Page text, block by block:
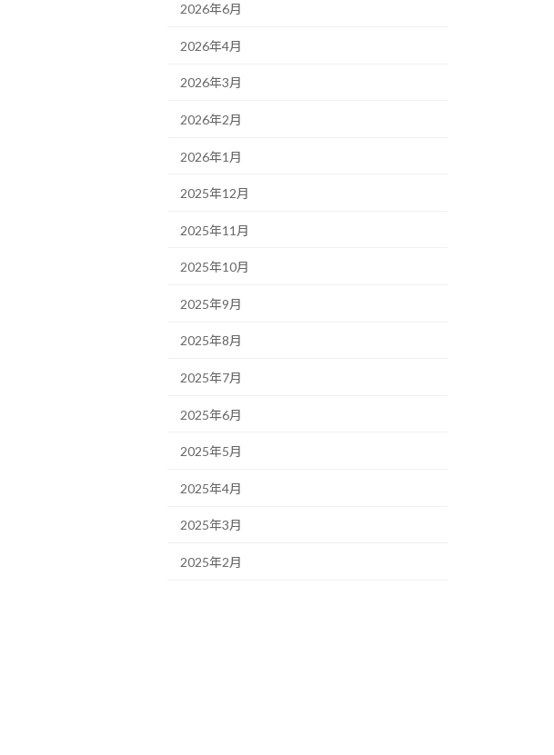
2026年6月
2026年4月
2026年3月
2026年2月
2026年1月
2025年12月
2025年11月
2025年10月
2025年9月
2025年8月
2025年7月
2025年6月
2025年5月
2025年4月
2025年3月
2025年2月